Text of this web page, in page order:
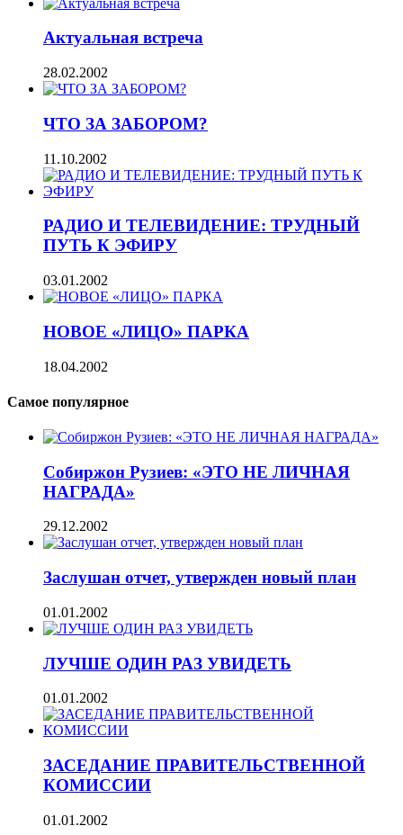
Актуальная встреча
28.02.2002
ЧТО ЗА ЗАБОРОМ?
11.10.2002
РАДИО И ТЕЛЕВИДЕНИЕ: ТРУДНЫЙ
ПУТЬ К ЭФИРУ
03.01.2002
НОВОЕ «ЛИЦО» ПАРКА
18.04.2002
Самое популярное
Собиржон Рузиев: «ЭТО НЕ ЛИЧНАЯ
НАГРАДА»
29.12.2002
Заслушан отчет, утвержден новый план
01.01.2002
ЛУЧШЕ ОДИН РАЗ УВИДЕТЬ
01.01.2002
ЗАСЕДАНИЕ ПРАВИТЕЛЬСТВЕННОЙ
КОМИССИИ
01.01.2002